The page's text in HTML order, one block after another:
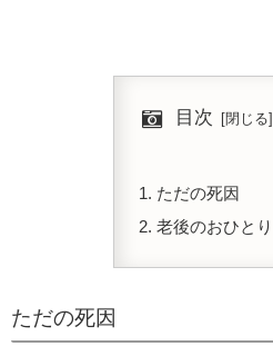
目次
ただの死因
老後のおひと
ただの死因